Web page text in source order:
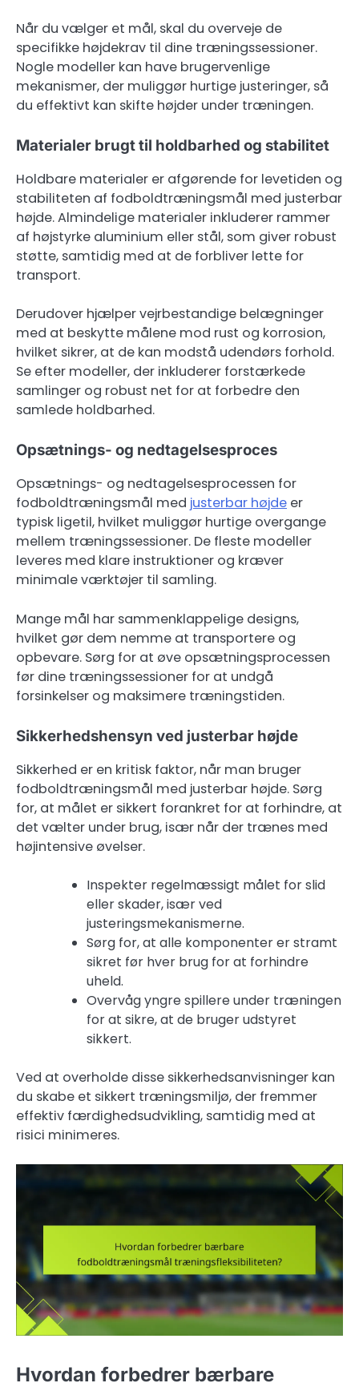
Når du vælger et mål, skal du overveje de
specifikke højdekrav til dine træningssessioner.
Nogle modeller kan have brugervenlige
mekanismer, der muliggør hurtige justeringer, så
du effektivt kan skifte højder under træningen.
Materialer brugt til holdbarhed og stabilitet
Holdbare materialer er afgørende for levetiden og
stabiliteten af fodboldtræningsmål med justerbar
højde. Almindelige materialer inkluderer rammer
af højstyrke aluminium eller stål, som giver robust
støtte, samtidig med at de forbliver lette for
transport.
Derudover hjælper vejrbestandige belægninger
med at beskytte målene mod rust og korrosion,
hvilket sikrer, at de kan modstå udendørs forhold.
Se efter modeller, der inkluderer forstærkede
samlinger og robust net for at forbedre den
samlede holdbarhed.
Opsætnings- og nedtagelsesproces
Opsætnings- og nedtagelsesprocessen for
fodboldtræningsmål med justerbar højde er
typisk ligetil, hvilket muliggør hurtige overgange
mellem træningssessioner. De fleste modeller
leveres med klare instruktioner og kræver
minimale værktøjer til samling.
Mange mål har sammenklappelige designs,
hvilket gør dem nemme at transportere og
opbevare. Sørg for at øve opsætningsprocessen
før dine træningssessioner for at undgå
forsinkelser og maksimere træningstiden.
Sikkerhedshensyn ved justerbar højde
Sikkerhed er en kritisk faktor, når man bruger
fodboldtræningsmål med justerbar højde. Sørg
for, at målet er sikkert forankret for at forhindre, at
det vælter under brug, især når der trænes med
højintensive øvelser.
Inspekter regelmæssigt målet for slid
eller skader, især ved
justeringsmekanismerne.
Sørg for, at alle komponenter er stramt
sikret før hver brug for at forhindre
uheld.
Overvåg yngre spillere under træningen
for at sikre, at de bruger udstyret
sikkert.
Ved at overholde disse sikkerhedsanvisninger kan
du skabe et sikkert træningsmiljø, der fremmer
effektiv færdighedsudvikling, samtidig med at
risici minimeres.
Hvordan forbedrer bærbare